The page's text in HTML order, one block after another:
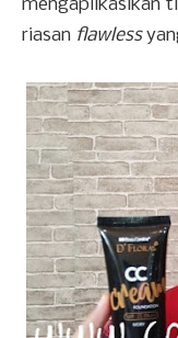
mengaplikasikan
riasan flawless